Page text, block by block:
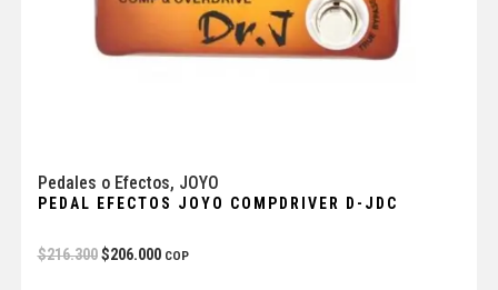
Pedales o Efectos, JOYO
PEDAL EFECTOS JOYO COMPDRIVER D-JDC
$216.300 $206.000 COP